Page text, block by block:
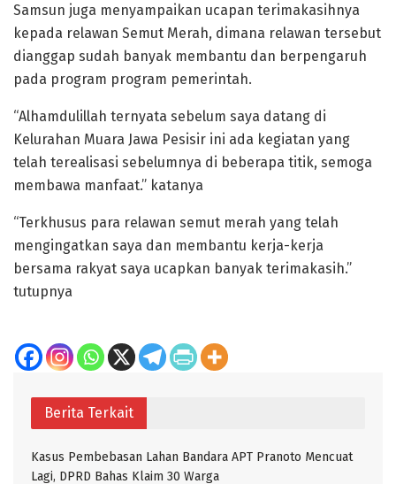
Samsun juga menyampaikan ucapan terimakasihnya
kepada relawan Semut Merah, dimana relawan tersebut
dianggap sudah banyak membantu dan berpengaruh
pada program program pemerintah.
“Alhamdulillah ternyata sebelum saya datang di
Kelurahan Muara Jawa Pesisir ini ada kegiatan yang
telah terealisasi sebelumnya di beberapa titik, semoga
membawa manfaat.” katanya
“Terkhusus para relawan semut merah yang telah
mengingatkan saya dan membantu kerja-kerja
bersama rakyat saya ucapkan banyak terimakasih.”
tutupnya
Berita Terkait
Kasus Pembebasan Lahan Bandara APT Pranoto Mencuat
Lagi, DPRD Bahas Klaim 30 Warga